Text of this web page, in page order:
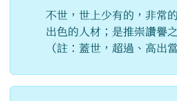
不世，世上少有的，非常
出色的人材；是推崇讚譽
（註：蓋世，超過、高出